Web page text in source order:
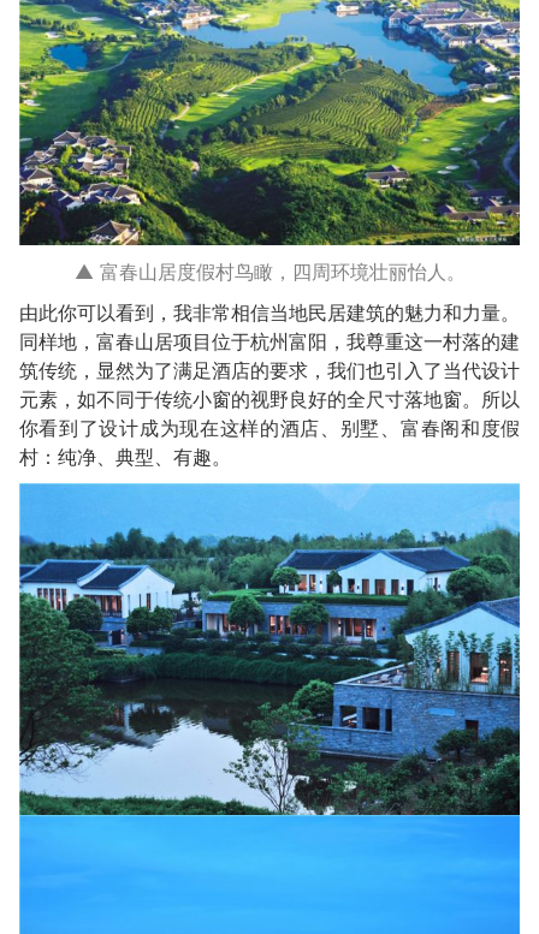
▲ 富春山居度假村鸟瞰，四周环境壮丽怡人。
由此你可以看到，我非常相信当地民居建筑的魅力和力量。
同样地，富春山居项目位于杭州富阳，我尊重这一村落的建
筑传统，显然为了满足酒店的要求，我们也引入了当代设计
元素，如不同于传统小窗的视野良好的全尺寸落地窗。所以
你看到了设计成为现在这样的酒店、别墅、富春阁和度假
村：纯净、典型、有趣。